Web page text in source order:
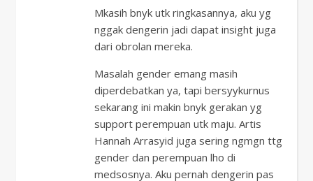
Mkasih bnyk utk ringkasannya, aku yg
nggak dengerin jadi dapat insight juga
dari obrolan mereka.
Masalah gender emang masih
diperdebatkan ya, tapi bersyykurnus
sekarang ini makin bnyk gerakan yg
support perempuan utk maju. Artis
Hannah Arrasyid juga sering ngmgn ttg
gender dan perempuan lho di
medsosnya. Aku pernah dengerin pas